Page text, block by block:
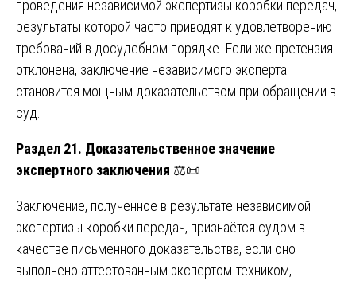
проведения независимой экспертизы коробки передач,
результаты которой часто приводят к удовлетворению
требований в досудебном порядке. Если же претензия
отклонена, заключение независимого эксперта
становится мощным доказательством при обращении в
суд.
Раздел 21. Доказательственное значение
экспертного заключения ⚖️📜
Заключение, полученное в результате независимой
экспертизы коробки передач, признаётся судом в
качестве письменного доказательства, если оно
выполнено аттестованным экспертом-техником,